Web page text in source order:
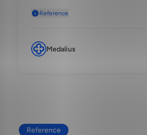
Reference
Medalius
Reference